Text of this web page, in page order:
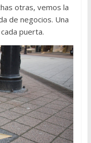
otras, vemos la
de negocios. Una
puerta.